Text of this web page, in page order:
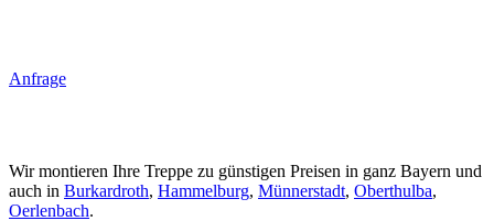
Anfrage
Wir montieren Ihre Treppe zu günstigen Preisen in ganz Bayern und
auch in Burkardroth, Hammelburg, Münnerstadt, Oberthulba,
Oerlenbach.